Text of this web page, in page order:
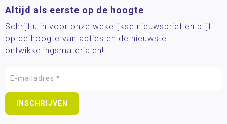
Altijd als eerste op de hoogte
Schrijf u in voor onze wekelijkse nieuwsbrief en blijf
op de hoogte van acties en de nieuwste
ontwikkelingsmaterialen!